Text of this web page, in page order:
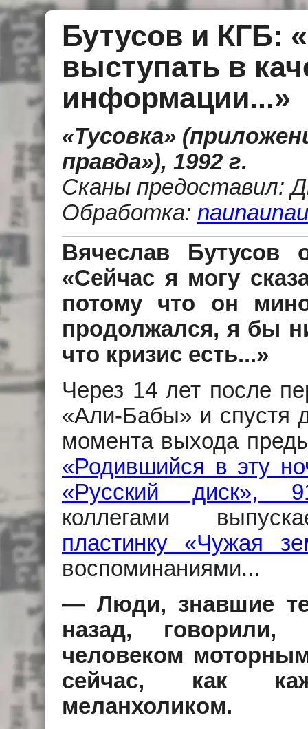
Бутусов и КГБ:
выступать в
информации...»
«Тусовка»
правда»), 1992 г.
Сканы предоставил:
Обработка:
Вячеслав Бутусов
«Сейчас я могу
потому что он
продолжался, я бы
что кризис есть...»
Через 14 лет после
«Али-Бабы» и спустя
момента выхода
«Родившийся в эту
«Русский диск»,
коллегами
пластинку «Чужая
воспоминаниями...
— Люди, знавшие
назад,
человеком
сейчас, как
меланхоликом.